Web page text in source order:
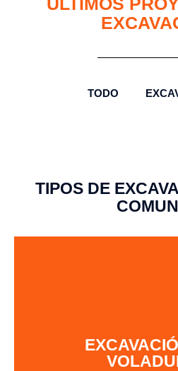
TODO
TIPOS DE